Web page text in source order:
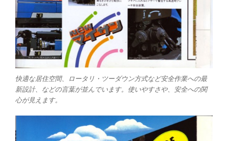
快適な居住空間、ロータリ・ツーダウン方式など安全作業への最
新設計、などの言葉が並んでいます。使いやすさや、安全への関
心が見えます。